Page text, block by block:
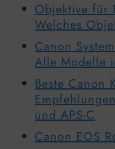
Objektive für
Welches
Canon
Alle Modelle
Beste Canon
und APS-C
Canon EOS